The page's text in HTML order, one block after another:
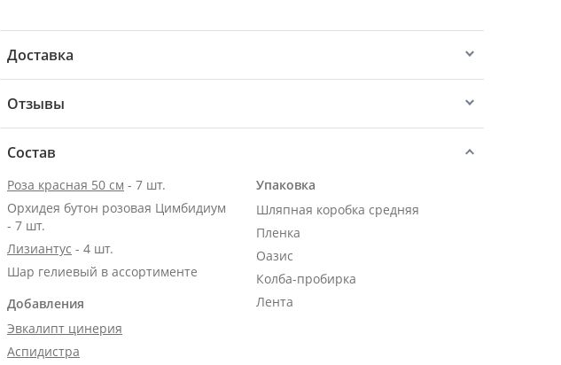
Доставка
Отзывы
Состав
Роза красная 50 см - 7 шт.
Орхидея бутон розовая Цимбидиум
- 7 шт.
Лизиантус - 4 шт.
Шар гелиевый в ассортименте
Добавления
Эвкалипт цинерия
Аспидистра
Упаковка
Шляпная коробка средняя
Пленка
Оазис
Колба-пробирка
Лента